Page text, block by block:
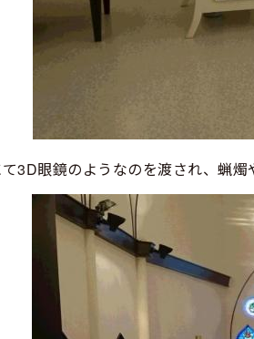
3D眼鏡のようなのを渡され、蝋